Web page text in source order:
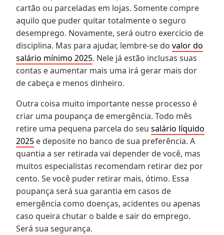
cartão ou parceladas em lojas. Somente compre
aquilo que puder quitar totalmente o seguro
desemprego. Novamente, será outro exercício de
disciplina. Mas para ajudar, lembre-se do valor do
salário mínimo 2025. Nele já estão inclusas suas
contas e aumentar mais uma irá gerar mais dor
de cabeça e menos dinheiro.
Outra coisa muito importante nesse processo é
criar uma poupança de emergência. Todo mês
retire uma pequena parcela do seu salário líquido
2025 e deposite no banco de sua preferência. A
quantia a ser retirada vai depender de você, mas
muitos especialistas recomendam retirar dez por
cento. Se você puder retirar mais, ótimo. Essa
poupança será sua garantia em casos de
emergência como doenças, acidentes ou apenas
caso queira chutar o balde e sair do emprego.
Será sua segurança.